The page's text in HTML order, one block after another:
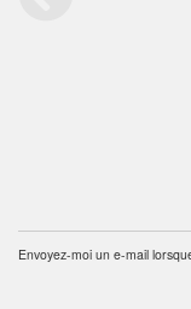
Envoyez-moi un e-mail